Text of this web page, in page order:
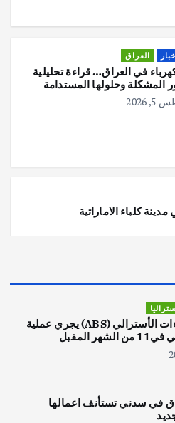
العراق
في العراق… قراءة تحليلية
المشكلة وحلولها المستدامة
كلباء الاماراتية
لأستراليا بلعبة كمال الاجسام
مكتب الإحصاءات الأسترالي (ABS) يجري عملية
المقبل
في سدني تستأنف اعمالها